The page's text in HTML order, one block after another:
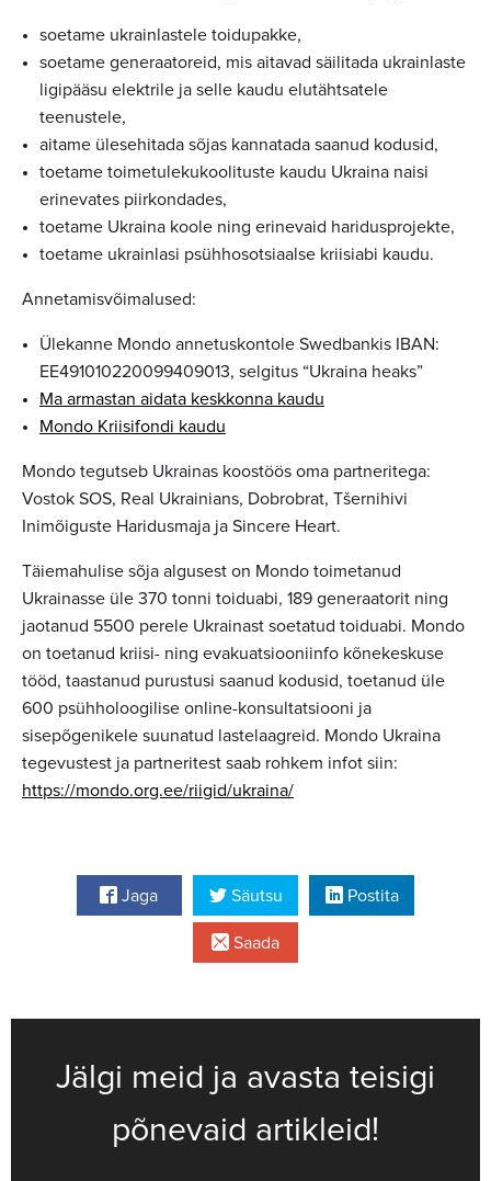
soetame ukrainlastele toidupakke,
soetame generaatoreid, mis aitavad säilitada ukrainlaste
ligipääsu elektrile ja selle kaudu elutähtsatele
teenustele,
aitame ülesehitada sõjas kannatada saanud kodusid,
toetame toimetulekukoolituste kaudu Ukraina naisi
erinevates piirkondades,
toetame Ukraina koole ning erinevaid haridusprojekte,
toetame ukrainlasi psühhosotsiaalse kriisiabi kaudu.
Annetamisvõimalused:
Ülekanne Mondo annetuskontole Swedbankis IBAN:
EE491010220099409013, selgitus “Ukraina heaks”
Ma armastan aidata keskkonna kaudu
Mondo Kriisifondi kaudu
Mondo tegutseb Ukrainas koostöös oma partneritega:
Vostok SOS, Real Ukrainians, Dobrobrat, Tšernihivi
Inimõiguste Haridusmaja ja Sincere Heart.
Täiemahulise sõja algusest on Mondo toimetanud
Ukrainasse üle 370 tonni toiduabi, 189 generaatorit ning
jaotanud 5500 perele Ukrainast soetatud toiduabi. Mondo
on toetanud kriisi- ning evakuatsiooniinfo kõnekeskuse
tööd, taastanud purustusi saanud kodusid, toetanud üle
600 psühholoogilise online-konsultatsiooni ja
sisepõgenikele suunatud lastelaagreid. Mondo Ukraina
tegevustest ja partneritest saab rohkem infot siin:
https://mondo.org.ee/riigid/ukraina/
Jaga Säutsu Postita
Saada
Jälgi meid ja avasta teisigi
põnevaid artikleid!